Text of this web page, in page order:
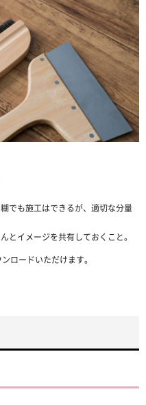
でも施工はできるが、適切な分量
イメージを共有しておくこと。
ロードいただけます。